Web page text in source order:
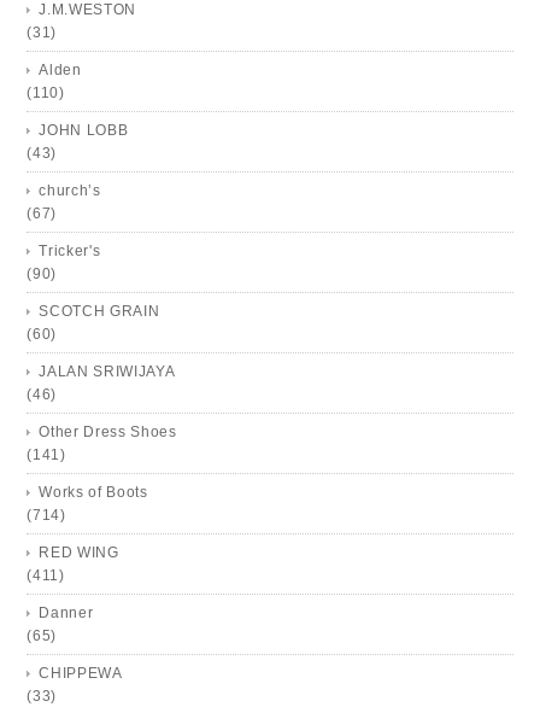
J.M.WESTON
(31)
Alden
(110)
JOHN LOBB
(43)
church’s
(67)
Tricker's
(90)
SCOTCH GRAIN
(60)
JALAN SRIWIJAYA
(46)
Other Dress Shoes
(141)
Works of Boots
(714)
RED WING
(411)
Danner
(65)
CHIPPEWA
(33)